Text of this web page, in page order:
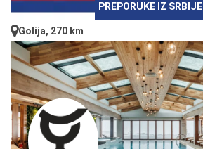
PREPORUKE IZ SRBIJE
Golija, 270 km